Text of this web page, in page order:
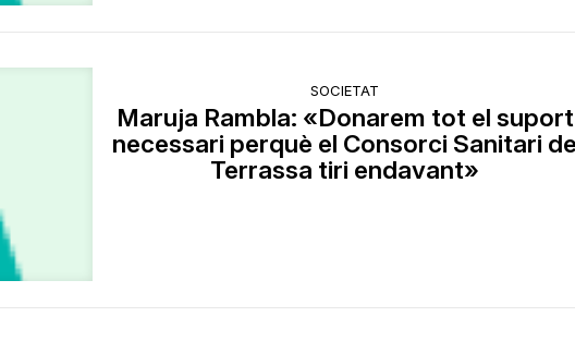
SOCIETAT
Maruja Rambla: «Donarem tot el suport
necessari perquè el Consorci Sanitari
Terrassa tiri endavant»